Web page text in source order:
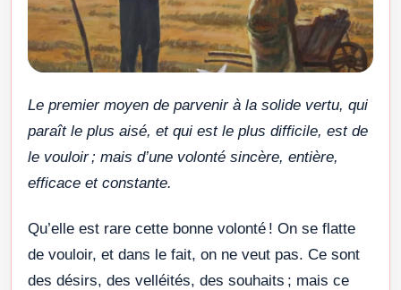
Le premier moyen de parvenir à la solide vertu, qui
paraît le plus aisé, et qui est le plus difficile, est de
le vouloir ; mais d’une volonté sincère, entière,
efficace et constante.
Qu’elle est rare cette bonne volonté ! On se flatte
de vouloir, et dans le fait, on ne veut pas. Ce sont
des désirs, des velléités, des souhaits ; mais ce